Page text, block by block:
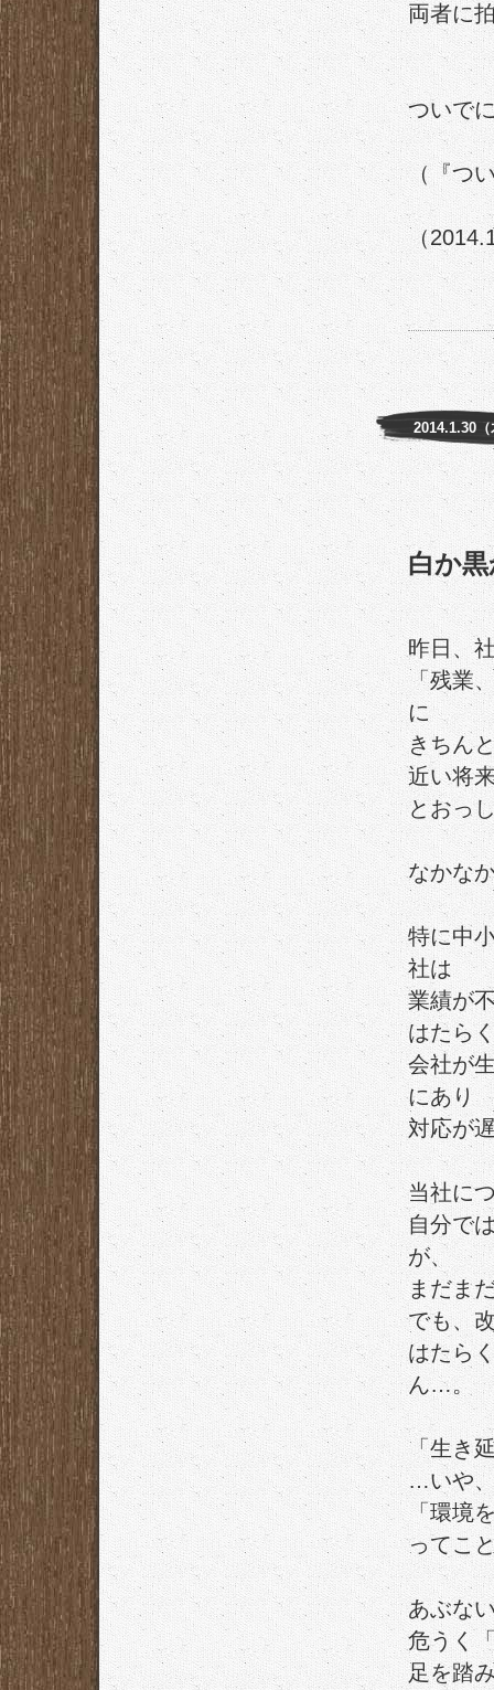
両者に
ついで
（『つ
（
2014.1.30（
白か
昨日、
「残業
に
きちん
近い将
とおっ
なかな
特に中
社は
業績が
はたら
会社が
にあり
対応が
当社に
自分で
が、
まだま
でも、
はたら
ん…。
「生き
…いや
「環境
ってこ
あぶな
危うく
足を踏